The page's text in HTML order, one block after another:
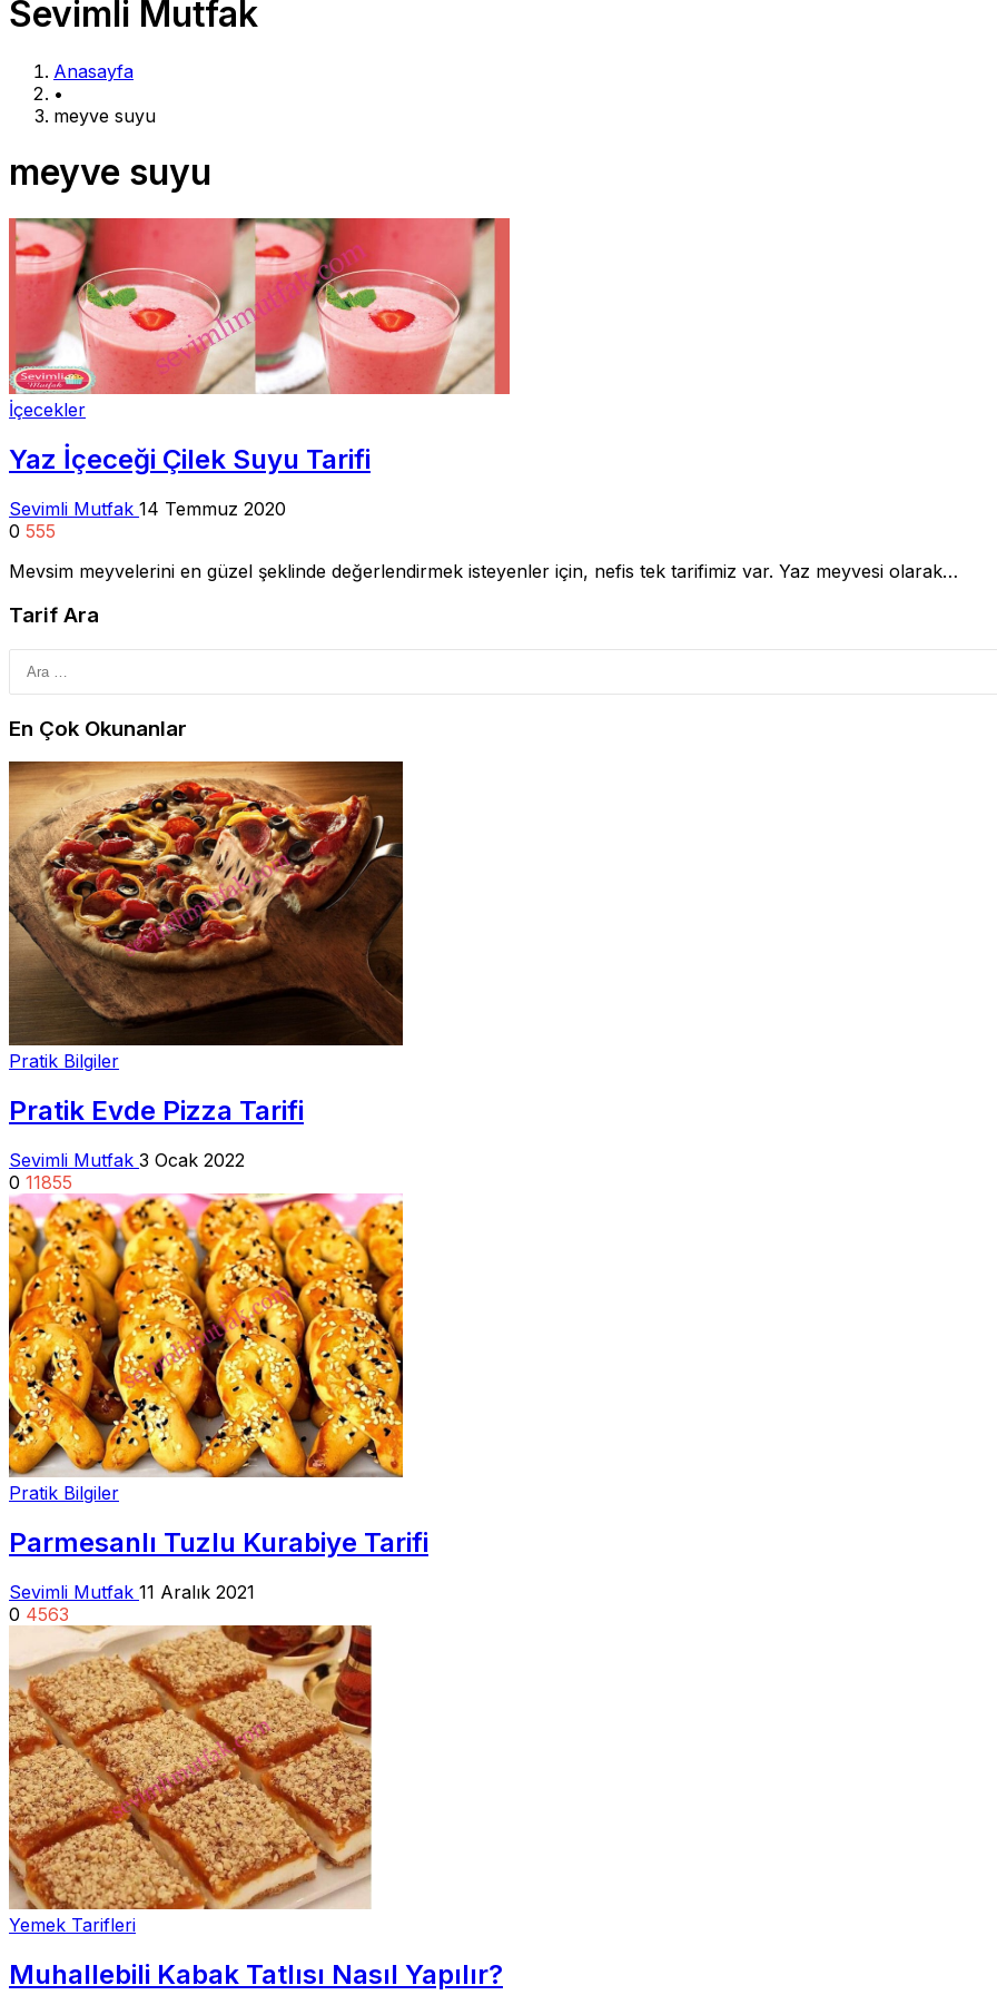
Sevimli Mutfak
Anasayfa
•
meyve suyu
meyve suyu
İçecekler
Yaz İçeceği Çilek Suyu Tarifi
Sevimli Mutfak 14 Temmuz 2020
0 555
Mevsim meyvelerini en güzel şeklinde değerlendirmek isteyenler için, nefis tek tarifimiz var. Yaz meyvesi olarak…
Tarif Ara
En Çok Okunanlar
Pratik Bilgiler
Pratik Evde Pizza Tarifi
Sevimli Mutfak 3 Ocak 2022
0 11855
Pratik Bilgiler
Parmesanlı Tuzlu Kurabiye Tarifi
Sevimli Mutfak 11 Aralık 2021
0 4563
Yemek Tarifleri
Muhallebili Kabak Tatlısı Nasıl Yapılır?